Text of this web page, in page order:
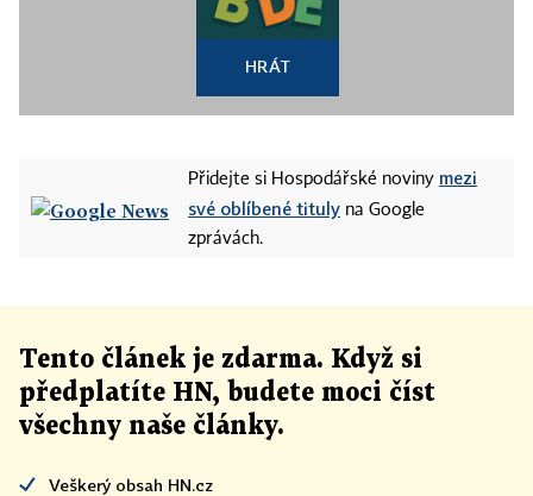
HRÁT
Přidejte si Hospodářské noviny mezi
své oblíbené tituly na Google
zprávách.
Tento článek je zdarma. Když si
předplatíte HN, budete moci číst
všechny naše články.
Veškerý obsah HN.cz